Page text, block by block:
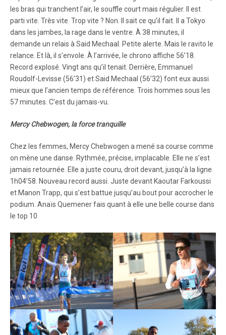
les bras qui tranchent l’air, le souffle court mais régulier. Il est
parti vite. Très vite. Trop vite ? Non. Il sait ce qu’il fait. Il a Tokyo
dans les jambes, la rage dans le ventre. À 38 minutes, il
demande un relais à Said Mechaal. Petite alerte. Mais le ravito le
relance. Et là, il s’envole. À l’arrivée, le chrono affiche 56’18.
Record explosé. Vingt ans qu’il tenait. Derrière, Emmanuel
Roudolf-Levisse (56’31) et Said Mechaal (56’32) font eux aussi
mieux que l’ancien temps de référence. Trois hommes sous les
57 minutes. C’est du jamais-vu.
Mercy Chebwogen, la force tranquille
Chez les femmes, Mercy Chebwogen a mené sa course comme
on mène une danse. Rythmée, précise, implacable. Elle ne s’est
jamais retournée. Elle a juste couru, droit devant, jusqu’à la ligne.
1h04’58. Nouveau record aussi. Juste devant Kaoutar Farkoussi
et Manon Trapp, qui s’est battue jusqu’au bout pour accrocher le
podium. Anaïs Quemener fais quant à elle une belle course dans
le top 10